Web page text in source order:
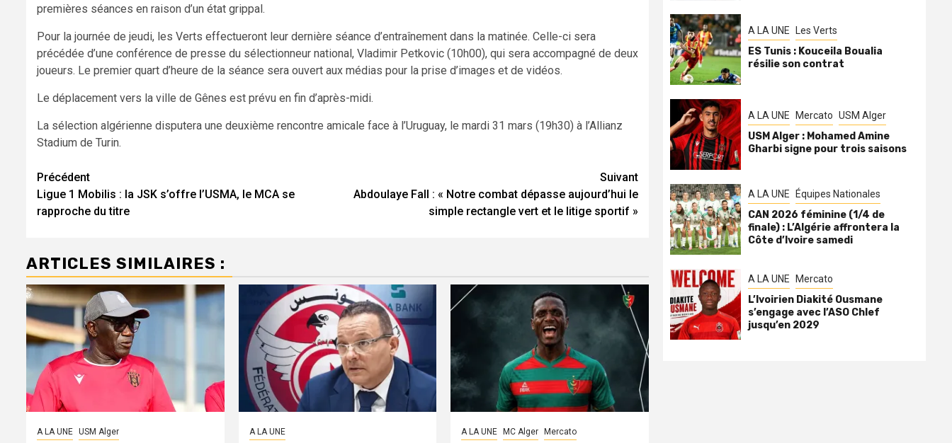
premières séances en raison d’un état grippal.
Pour la journée de jeudi, les Verts effectueront leur dernière séance d’entraînement dans la matinée. Celle-ci sera
précédée d’une conférence de presse du sélectionneur national, Vladimir Petkovic (10h00), qui sera accompagné de deux
joueurs. Le premier quart d’heure de la séance sera ouvert aux médias pour la prise d’images et de vidéos.
Le déplacement vers la ville de Gênes est prévu en fin d’après-midi.
La sélection algérienne disputera une deuxième rencontre amicale face à l’Uruguay, le mardi 31 mars (19h30) à l’Allianz
Stadium de Turin.
Navigation
d’article
Précédent
Ligue 1 Mobilis : la JSK s’offre l’USMA, le MCA se
rapproche du titre
Suivant
Abdoulaye Fall : « Notre combat dépasse aujourd’hui le
simple rectangle vert et le litige sportif »
ARTICLES SIMILAIRES :
A LA UNE USM Alger A LA UNE A LA UNE MC Alger Mercato
A LA UNE Les Verts
ES Tunis : Kouceila Boualia
résilie son contrat
A LA UNE Mercato USM Alger
USM Alger : Mohamed Amine
Gharbi signe pour trois saisons
A LA UNE Équipes Nationales
CAN 2026 féminine (1/4 de
finale) : L’Algérie affrontera la
Côte d’Ivoire samedi
A LA UNE Mercato
L’Ivoirien Diakité Ousmane
s’engage avec l’ASO Chlef
jusqu’en 2029